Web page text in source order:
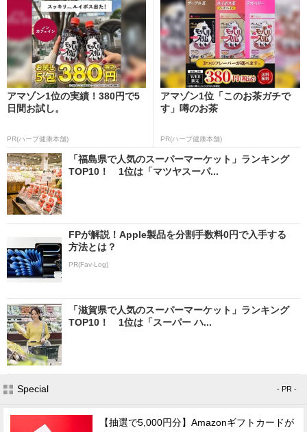
アマゾン1位の実績！380円で5
日間お試し。
PR(ハーブ健康本舗)
アマゾン1位「このお茶ガチで
す」噂のお茶
PR(ハーブ健康本舗)
「福島県で人気のスーパーマーケット」ランキング
TOP10！ 1位は「マツヤスーパ...
FPが解説！Apple製品を分割手数料0円で入手する
方法とは？
PR(Fav-Log)
「滋賀県で人気のスーパーマーケット」ランキング
TOP10！ 1位は「スーパー ハ...
Special - PR -
【抽選で5,000円分】Amazonギフトカードが